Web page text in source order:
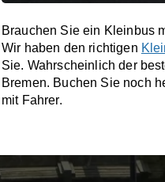
Brauchen Sie ein Kleinbus
Wir haben den richtigen
Sie. Wahrscheinlich der
Bremen. Buchen Sie noch
mit Fahrer.